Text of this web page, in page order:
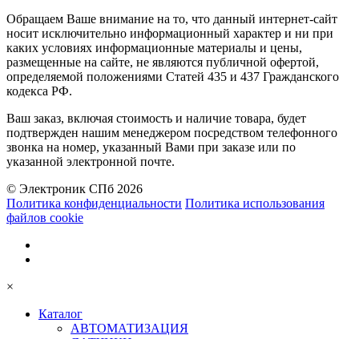
Обращаем Ваше внимание на то, что данный интернет-сайт
носит исключительно информационный характер и ни при
каких условиях информационные материалы и цены,
размещенные на сайте, не являются публичной офертой,
определяемой положениями Статей 435 и 437 Гражданского
кодекса РФ.
Ваш заказ, включая стоимость и наличие товара, будет
подтвержден нашим менеджером посредством телефонного
звонка на номер, указанный Вами при заказе или по
указанной электронной почте.
© Электроник СПб 2026
Политика конфиденциальности Политика использования
файлов cookie
×
Каталог
АВТОМАТИЗАЦИЯ